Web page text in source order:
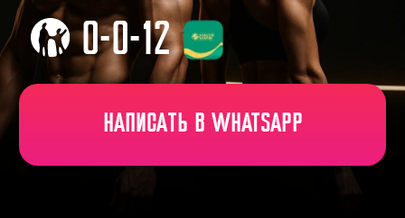
ФИТНЕСС ТРЕНЕРОМ
Приобрести за 20 833 тг/мес.